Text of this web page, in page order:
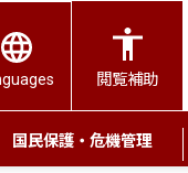
閲覧補助
国民保護・危機管理